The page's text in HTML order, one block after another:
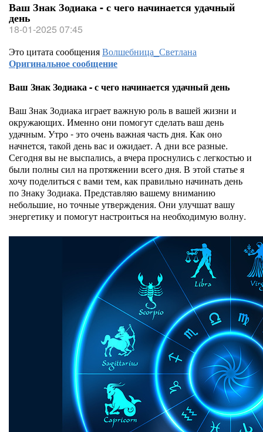
Ваш Знак Зодиака - с чего начинается удачный
день
18-01-2025 07:45
Это цитата сообщенияВолшебница_Светлана
Оригинальное сообщение
Ваш Знак Зодиака - с чего начинается удачный день
Ваш Знак Зодиака играет важную роль в вашей жизни и
окружающих. Именно они помогут сделать ваш день
удачным. Утро - это очень важная часть дня. Как оно
начнется, такой день вас и ожидает. А дни все разные.
Сегодня вы не выспались, а вчера проснулись с легкостью и
были полны сил на протяжении всего дня. В этой статье я
хочу поделиться с вами тем, как правильно начинать день
по Знаку Зодиака. Представляю вашему вниманию
небольшие, но точные утверждения. Они улучшат вашу
энергетику и помогут настроиться на необходимую волну.